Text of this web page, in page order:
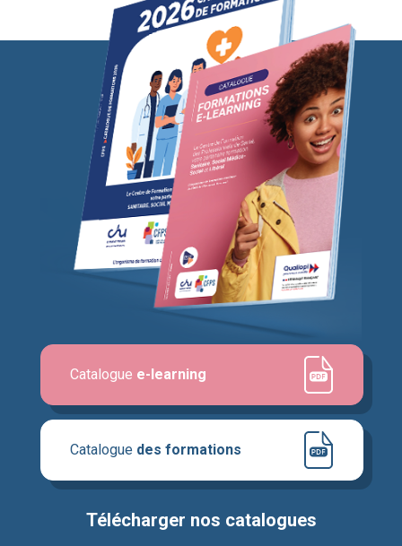
Télécharger nos catalogues
Catalogue des formations
Catalogue e-learning